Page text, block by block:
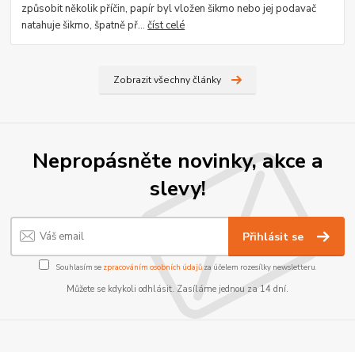
způsobit několik příčin, papír byl vložen šikmo nebo jej podavač
natahuje šikmo, špatně př...číst celé
Zobrazit všechny články
Nepropásněte novinky, akce a
slevy!
Přihlásit se
Souhlasím se zpracováním osobních údajůza účelem rozesílky newsletteru.
Můžete se kdykoli odhlásit. Zasíláme jednou za 14 dní.